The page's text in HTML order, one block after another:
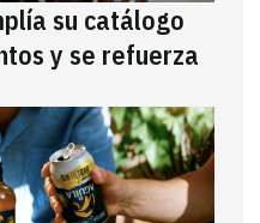
su catálogo
y se refuerza